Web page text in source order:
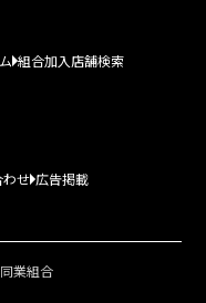
組合加入店舗検索
わせ 広告掲載
業組合